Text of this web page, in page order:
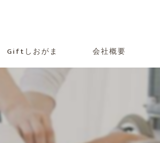
Giftしおがま 会社概要